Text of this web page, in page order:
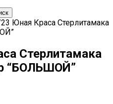
Юная Краса Стерлитамака
Стерлитамака
“БОЛЬШОЙ”